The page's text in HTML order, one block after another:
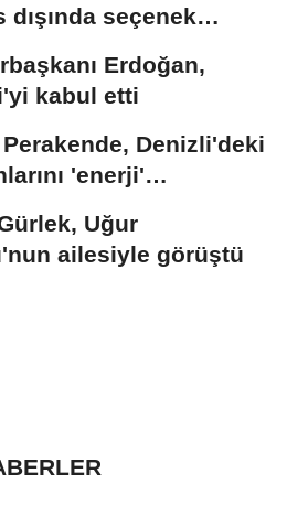
dışında seçenek
Erdoğan,
kabul etti
Denizli'deki
'enerji'
Uğur
ailesiyle görüştü